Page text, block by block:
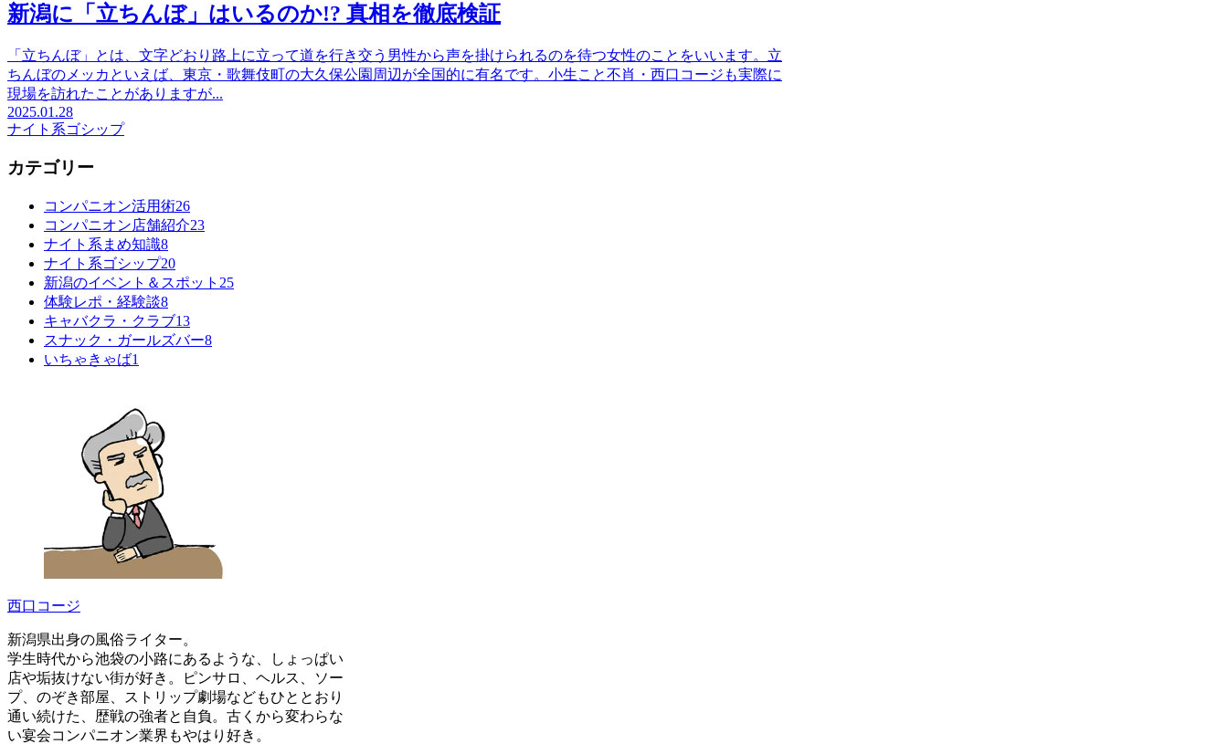
新潟に「立ちんぼ」はいるのか!? 真相を徹底検証
「立ちんぼ」とは、文字どおり路上に立って道を行き交う男性から声を掛けられるのを待つ女性のことをいいます。立
ちんぼのメッカといえば、東京・歌舞伎町の大久保公園周辺が全国的に有名です。小生こと不肖・西口コージも実際に
現場を訪れたことがありますが...
2025.01.28
ナイト系ゴシップ
カテゴリー
コンパニオン活用術26
コンパニオン店舗紹介23
ナイト系まめ知識8
ナイト系ゴシップ20
新潟のイベント＆スポット 25
体験レポ・経験談8
キャバクラ・クラブ13
スナック・ガールズバー8
いちゃきゃば1
西口コージ
新潟県出身の風俗ライター。
学生時代から池袋の小路にあるような、しょっぱい
店や垢抜けない街が好き。ピンサロ、ヘルス、ソー
プ、のぞき部屋、ストリップ劇場などもひととおり
通い続けた、歴戦の強者と自負。古くから変わらな
い宴会コンパニオン業界もやはり好き。